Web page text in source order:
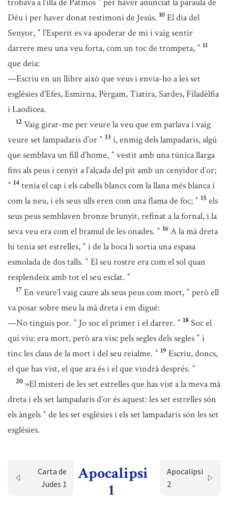
Déu i per haver donat testimoni de Jesús. 10 El dia del
Senyor, * l’Esperit es va apoderar de mi i vaig sentir
darrere meu una veu forta, com un toc de trompeta, * 11
que deia:
—Escriu en un llibre això que veus i envia-ho a les set
esglésies d’Efes, Esmirna, Pèrgam, Tiatira, Sardes, Filadèlfia
i Laodicea.
12 Vaig girar-me per veure la veu que em parlava i vaig
veure set lampadaris d’or * 13 i, enmig dels lampadaris, algú
que semblava un fill d’home, * vestit amb una túnica llarga
fins als peus i cenyit a l’alçada del pit amb un cenyidor d’or;
* 14 tenia el cap i els cabells blancs com la llana més blanca i
com la neu, i els seus ulls eren com una flama de foc; * 15 els
seus peus semblaven bronze brunyit, refinat a la fornal, i la
seva veu era com el bramul de les onades. * 16 A la mà dreta
hi tenia set estrelles, * i de la boca li sortia una espasa
esmolada de dos talls. * El seu rostre era com el sol quan
resplendeix amb tot el seu esclat. *
17 En veure’l vaig caure als seus peus com mort, * però ell
va posar sobre meu la mà dreta i em digué:
—No tinguis por. * Jo soc el primer i el darrer. * 18 Soc el
qui viu: era mort, però ara visc pels segles dels segles * i
tinc les claus de la mort i del seu reialme. * 19 Escriu, doncs,
el que has vist, el que ara és i el que vindrà després. *
20 »El misteri de les set estrelles que has vist a la meva mà
dreta i els set lampadaris d’or és aquest: les set estrelles són
els àngels * de les set esglésies i els set lampadaris són les set
esglésies.
Carta de
Judes 1
Apocalipsi
1
Apocalipsi
2